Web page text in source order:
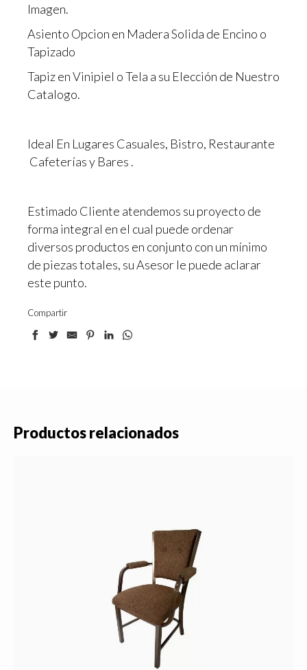
Imagen.
Asiento Opcion en Madera Solida de Encino o
Tapizado
Tapiz en Vinipiel o Tela a su Elección de Nuestro
Catalogo.
Ideal En Lugares Casuales, Bistro, Restaurante
Cafeterías y Bares .
Estimado Cliente atendemos su proyecto de
forma integral en el cual puede ordenar
diversos productos en conjunto con un mínimo
de piezas totales, su Asesor le puede aclarar
este punto.
Compartir
Productos relacionados